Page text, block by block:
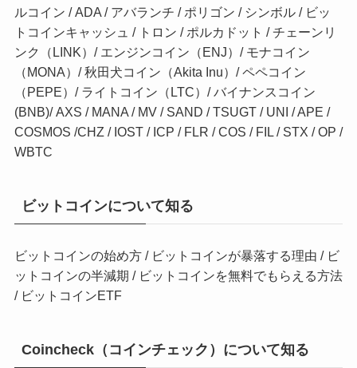
ルコイン / ADA/ アバランチ / ポリゴン / シンボル/ ビッ
トコインキャッシュ / トロン / ポルカドット /チェーンリ
ンク（LINK） / エンジンコイン（ENJ） / モナコイン
（MONA） /秋田犬コイン（Akita Inu） /ペペコイン
（PEPE） / ライトコイン（LTC） / バイナンスコイン
(BNB)/ AXS / MANA/ MV/ SAND /TSUGT/ UNI /APE /
COSMOS /CHZ / IOST/ ICP / FLR /COS / FIL / STX /OP /
WBTC
ビットコインについて知る
ビットコインの始め方/ ビットコインが暴落する理由 / ビ
ットコインの半減期 / ビットコインを無料でもらえる方法
/ ビットコインETF
Coincheck（コインチェック）について知る